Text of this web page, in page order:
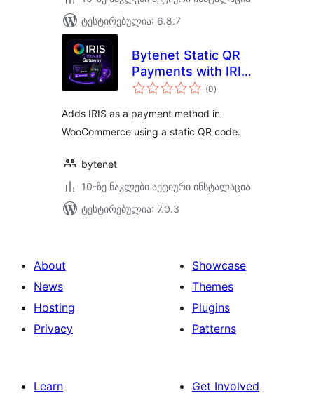
ტესტირებულია: 6.8.7
Bytenet Static QR
Payments with IRIS
for WooCommerce
(0საერთო
რეიტინგი
)
Adds IRIS as a payment method in
WooCommerce using a static QR code.
bytenet
10-ზე ნაკლები აქტიური ინსტალაცია
ტესტირებულია: 7.0.3
About
News
Hosting
Privacy
Showcase
Themes
Plugins
Patterns
Learn
Get Involved